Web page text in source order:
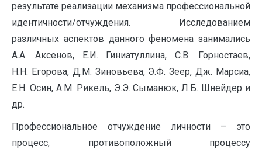
результате реализации механизма профессиональной
идентичности/отчуждения. Исследованием
различных аспектов данного феномена занимались
А.А. Аксенов, Е.И. Гиниатуллина, С.В. Горностаев,
Н.Н. Егорова, Д.М. Зиновьева, Э.Ф. Зеер, Дж. Марсиа,
Е.Н. Осин, А.М. Рикель, Э.Э. Сыманюк, Л.Б. Шнейдер и
др.
Профессиональное отчуждение личности – это
процесс, противоположный процессу